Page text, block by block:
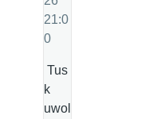
21:0
0
Tus
k
uwol